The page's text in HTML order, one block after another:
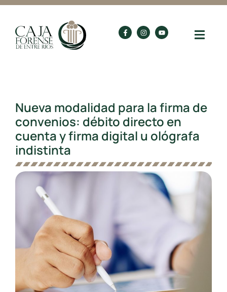
Nueva modalidad para la firma de
convenios: débito directo en
cuenta y firma digital u ológrafa
indistinta